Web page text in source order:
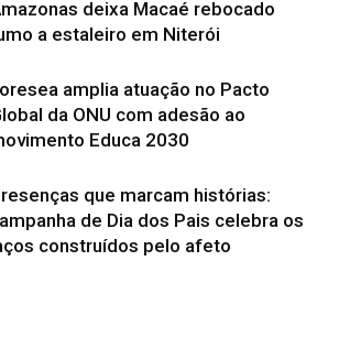
deixa Macaé rebocado
a estaleiro em Niterói
amplia atuação no Pacto
da ONU com adesão ao
Educa 2030
que marcam histórias:
de Dia dos Pais celebra os
construídos pelo afeto